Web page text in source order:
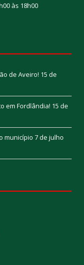
às 18h00
de Aveiro! 15 de
em Fordlândia! 15 de
município 7 de julho